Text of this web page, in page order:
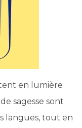
en lumière
sagesse sont
langues, tout en